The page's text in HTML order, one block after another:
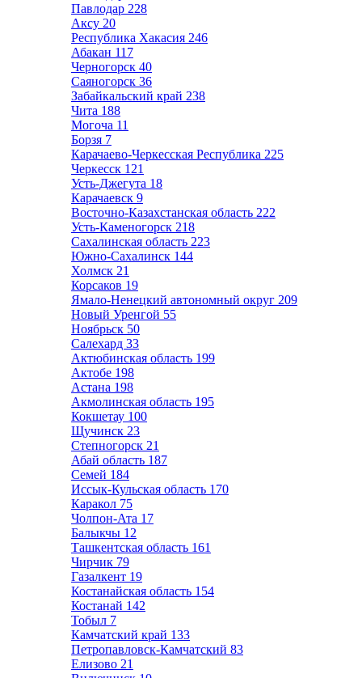
Павлодар 228
Аксу 20
Республика Хакасия 246
Абакан 117
Черногорск 40
Саяногорск 36
Забайкальский край 238
Чита 188
Могоча 11
Борзя 7
Карачаево-Черкесская Республика 225
Черкесск 121
Усть-Джегута 18
Карачаевск 9
Восточно-Казахстанская область 222
Усть-Каменогорск 218
Сахалинская область 223
Южно-Сахалинск 144
Холмск 21
Корсаков 19
Ямало-Ненецкий автономный округ 209
Новый Уренгой 55
Ноябрьск 50
Салехард 33
Актюбинская область 199
Актобе 198
Астана 198
Акмолинская область 195
Кокшетау 100
Щучинск 23
Степногорск 21
Абай область 187
Семей 184
Иссык-Кульская область 170
Каракол 75
Чолпон-Ата 17
Балыкчы 12
Ташкентская область 161
Чирчик 79
Газалкент 19
Костанайская область 154
Костанай 142
Тобыл 7
Камчатский край 133
Петропавловск-Камчатский 83
Елизово 21